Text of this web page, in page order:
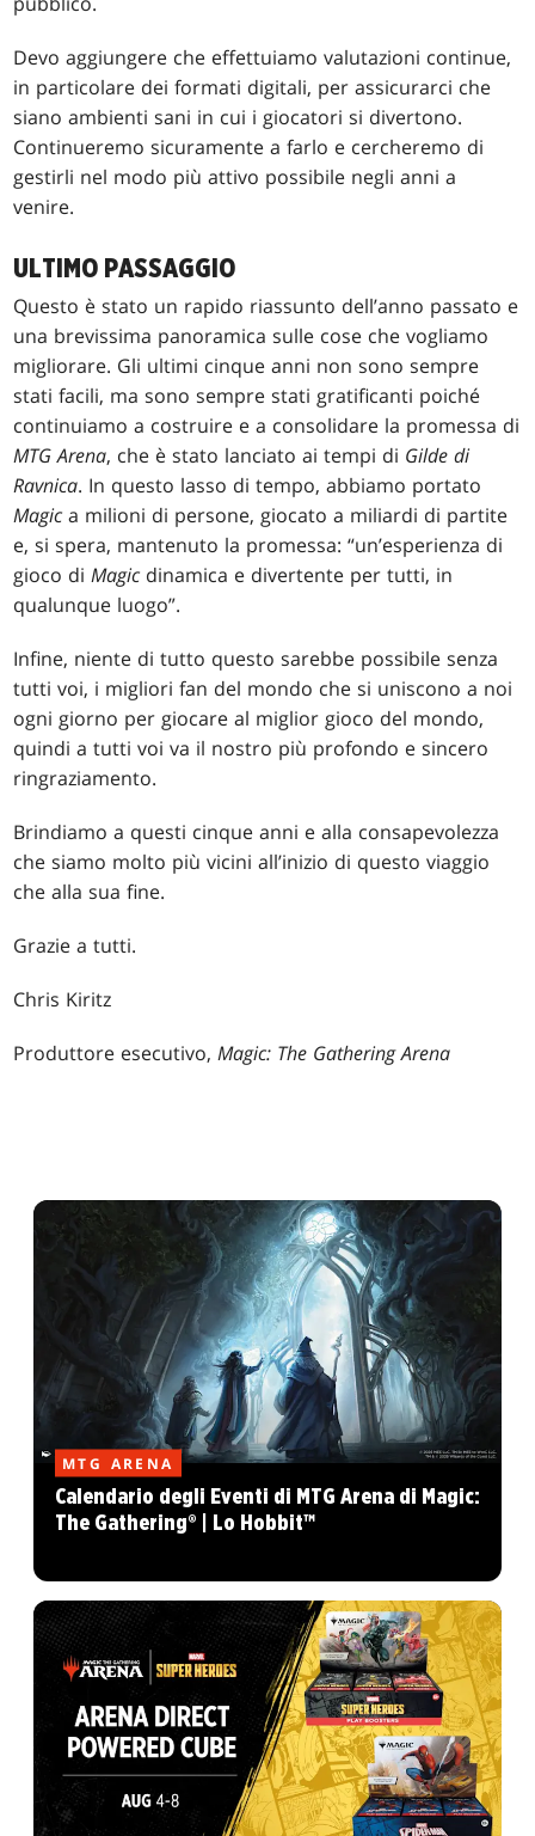
Devo aggiungere che effettuiamo valutazioni continue,
in particolare dei formati digitali, per assicurarci che
siano ambienti sani in cui i giocatori si divertono.
Continueremo sicuramente a farlo e cercheremo di
gestirli nel modo più attivo possibile negli anni a
venire.
ULTIMO PASSAGGIO
Questo è stato un rapido riassunto dell’anno passato e
una brevissima panoramica sulle cose che vogliamo
migliorare. Gli ultimi cinque anni non sono sempre
stati facili, ma sono sempre stati gratificanti poiché
continuiamo a costruire e a consolidare la promessa di
MTG Arena, che è stato lanciato ai tempi di Gilde di
Ravnica. In questo lasso di tempo, abbiamo portato
Magic a milioni di persone, giocato a miliardi di partite
e, si spera, mantenuto la promessa: “un’esperienza di
gioco diMagic dinamica e divertente per tutti, in
qualunque luogo”.
Infine, niente di tutto questo sarebbe possibile senza
tutti voi, i migliori fan del mondo che si uniscono a noi
ogni giorno per giocare al miglior gioco del mondo,
quindi a tutti voi va il nostro più profondo e sincero
ringraziamento.
Brindiamo a questi cinque anni e alla consapevolezza
che siamo molto più vicini all’inizio di questo viaggio
che alla sua fine.
Grazie a tutti.
Chris Kiritz
Produttore esecutivo,Magic: The Gathering Arena
MTG ARENA
Calendario degli Eventi di MTG Arena di Magic:
The Gathering® | Lo Hobbit™